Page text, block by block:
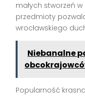
małych stworzeń
przedmioty
wrocławskiego
Niebanalne
Popularność